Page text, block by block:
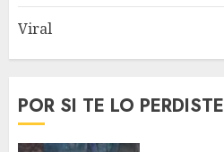
Viral
POR SI TE LO PERDISTE